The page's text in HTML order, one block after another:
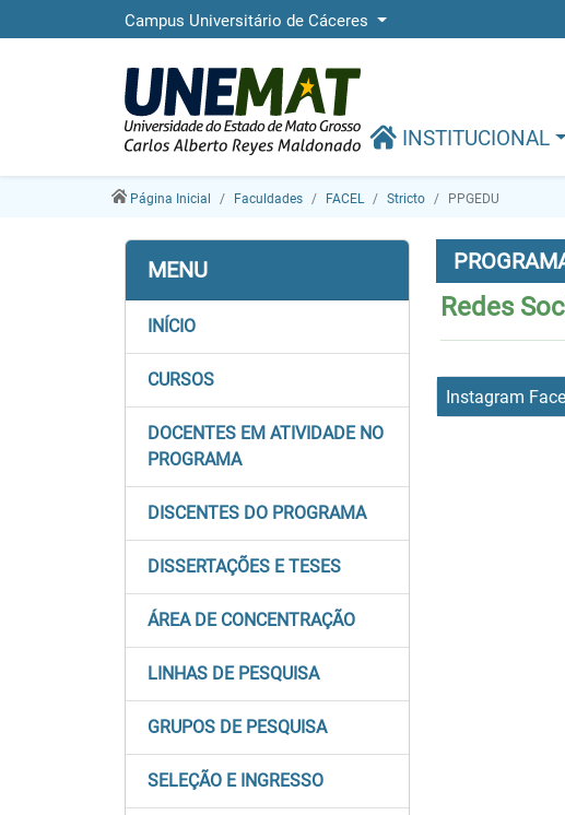
Campus Universitário de Cáceres
INSTITUCIONAL
Página Inicial Faculdades FACEL Stricto PPGEDU
MENU
INÍCIO
CURSOS
DOCENTES EM ATIVIDADE NO
PROGRAMA
DISCENTES DO PROGRAMA
DISSERTAÇÕES E TESES
ÁREA DE CONCENTRAÇÃO
LINHAS DE PESQUISA
GRUPOS DE PESQUISA
SELEÇÃO E INGRESSO
Redes
Instagram